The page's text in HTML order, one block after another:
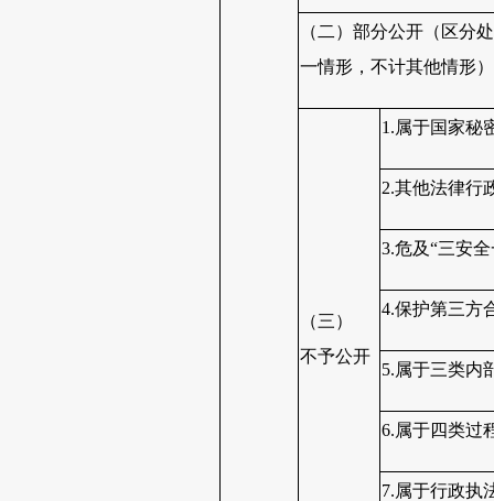
（二）部分公开（区分
一情形，不计其他情形）
（三）
不予公开
1.属于国家秘
2.其他法律行
3.危及“三安
4.保护第三方
5.属于三类内
6.属于四类过
7.属于行政执